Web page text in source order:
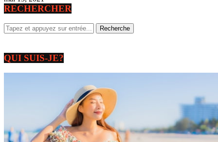
RECHERCHER
QUI SUIS-JE?